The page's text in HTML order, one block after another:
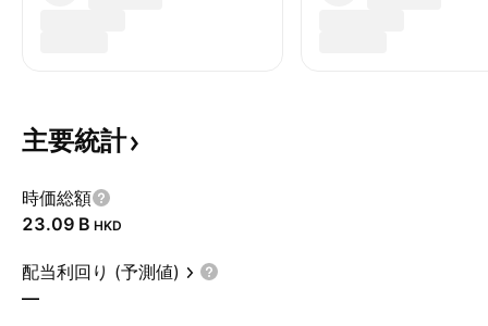
主要統計
時価総額
‪23.09 B‬ HKD
配当利回り (予測値)
—